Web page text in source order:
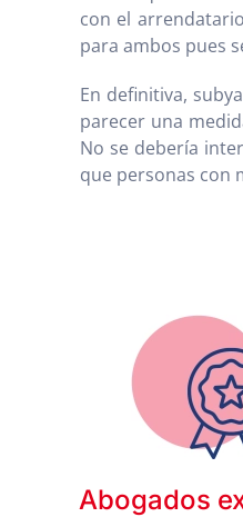
con el
para ambos pues
En definitiva,
parecer una
No se debería
que personas con
Abogados